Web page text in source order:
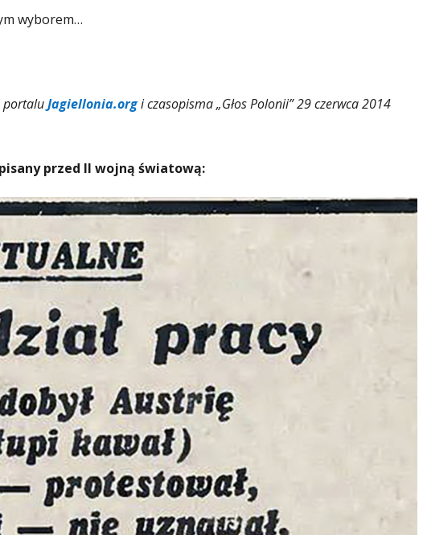
wyborem…
portaluJagiellonia.orgi czasopisma „Głos Polonii” 29 czerwca 2014
przed II wojną światową: